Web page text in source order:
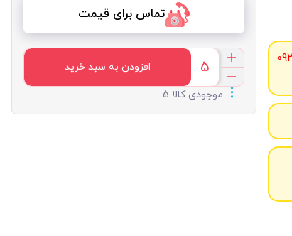
تماس برای قیمت
افزودن به سبد خرید
موجودی کالا 5